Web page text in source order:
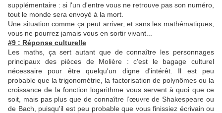
supplémentaire : si l'un d'entre vous ne retrouve pas son numéro,
tout le monde sera envoyé à la mort.
Une situation comme ça peut arriver, et sans les mathématiques,
vous ne pourrez jamais vous en sortir vivant...
#9 : Réponse culturelle
Les maths, ça sert autant que de connaître les personnages
principaux des pièces de Molière : c'est le bagage culturel
nécessaire pour être quelqu'un digne d'intérêt. Il est peu
probable que la trigonométrie, la factorisation de polynômes ou la
croissance de la fonction logarithme vous servent à quoi que ce
soit, mais pas plus que de connaître l’œuvre de Shakespeare ou
de Bach, puisqu'il est peu probable que vous finissiez écrivain ou